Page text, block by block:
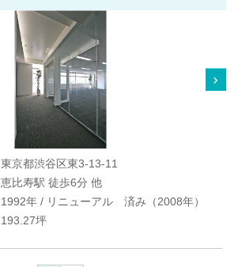
東京都渋谷区東3-13-11
恵比寿駅 徒歩6分 他
1992年 / リニューアル 済み（2008年）
193.27坪